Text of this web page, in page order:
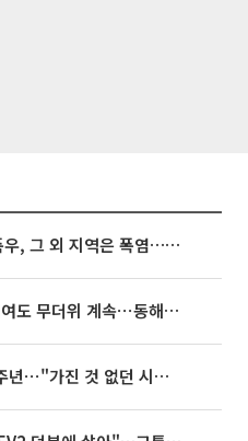
동해안은 시간당 80㎜ 폭우, 그 외 지역은 폭염…‘극과 극 날씨’
[내일 날씨] 폭염 한풀 꺾여도 무더위 계속⋯동해안 이틀 연속 비
임영웅, 어느덧 데뷔 10주년⋯"가진 것 없던 시절, 내 앞엔 20명의 팬뿐"